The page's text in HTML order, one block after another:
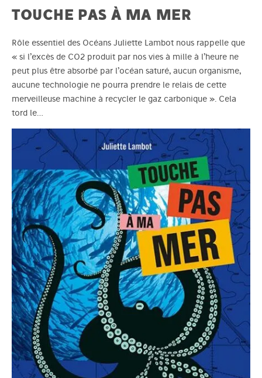
TOUCHE PAS À MA MER
Rôle essentiel des Océans Juliette Lambot nous rappelle que
« si l’excès de CO2 produit par nos vies à mille à l’heure ne
peut plus être absorbé par l’océan saturé, aucun organisme,
aucune technologie ne pourra prendre le relais de cette
merveilleuse machine à recycler le gaz carbonique ». Cela
tord le…